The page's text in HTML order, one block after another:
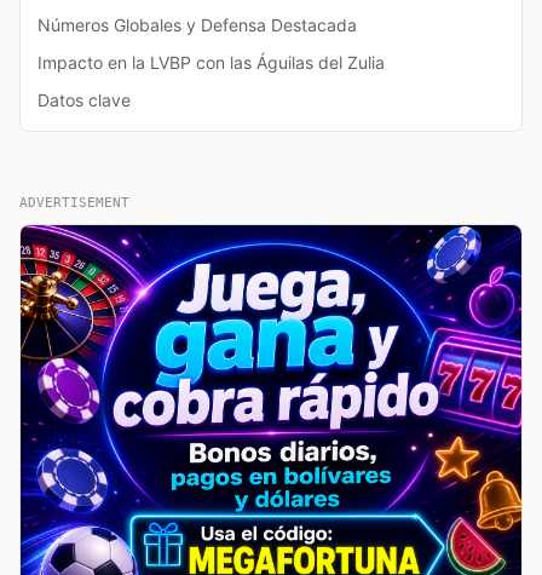
Números Globales y Defensa Destacada
Impacto en la LVBP con las Águilas del Zulia
Datos clave
ADVERTISEMENT